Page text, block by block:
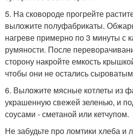
5. На сковороде прогрейте
выложите полуфабрикаты.
нагреве примерно по 3 минуты с
румяности. После
сторону накройте емкость
чтобы они не остались
6. Выложите мясные котлеты из
украшенную свежей зеленью, и
соусами - сметаной или кетчупом.
Не забудьте про ломтики хлеба